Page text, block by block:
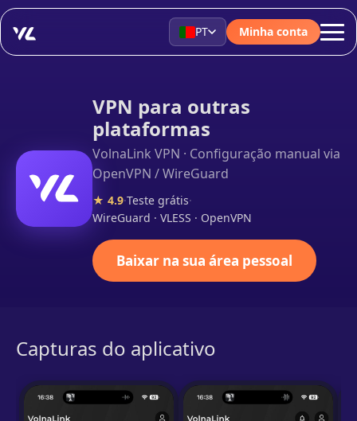
PT Minha conta
VPN para outras
plataformas
VolnaLink VPN · Configuração manual via
OpenVPN / WireGuard
★ 4.9·Teste grátis·
WireGuard · VLESS · OpenVPN
Baixar na sua área pessoal
Capturas do aplicativo